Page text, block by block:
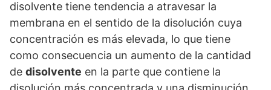
disolvente tiene tendencia a atravesar la
membrana en el sentido de la disolución cuya
concentración es más elevada, lo que tiene
como consecuencia un aumento de la cantidad
de disolvente en la parte que contiene la